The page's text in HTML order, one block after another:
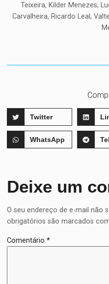
Teixeira, Kilder Menezes,
Carvalheira, Ricardo Leal,
Twitter
WhatsApp
Deixe um
O seu endereço de e-mail não
obrigatórios são marcados
Comentário*